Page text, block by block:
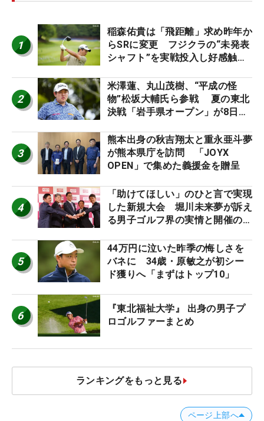
1
稲森佑貴は「飛距離」求め昨年か
らSRに変更 フジクラの“未発表
シャフト”を実戦投入し好感触
ーのヒトネタ！】
2
米澤蓮、丸山茂樹、“平成の怪
物”松坂大輔氏ら参戦 夏の東北
決戦「岩手県オープン」が8日開
3
熊本出身の秋吉翔太と重永亜斗夢
が熊本県庁を訪問 「JOYX
OPEN」で集めた義援金を贈呈
4
「助けてほしい」のひと言で実現
した新規大会 堀川未来夢が訴え
る男子ゴルフ界の実情と開催の舞
5
44万円に泣いた昨季の悔しさを
バネに 34歳・原敏之が初シー
ド獲りへ「まずはトップ10」
6
『東北福祉大学』 出身の男子プ
ロゴルファーまとめ
ランキングをもっと見る
ページ上部へ